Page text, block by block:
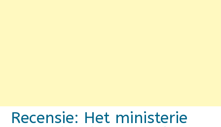
Recensie: Het ministerie